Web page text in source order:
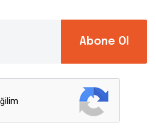
Abone Ol